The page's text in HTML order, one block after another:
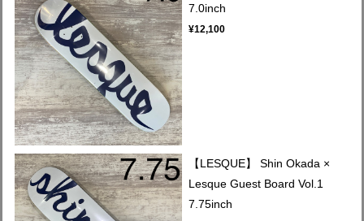
7.0inch
¥12,100
【LESQUE】 Shin Okada ×
Lesque Guest Board Vol.1
7.75inch